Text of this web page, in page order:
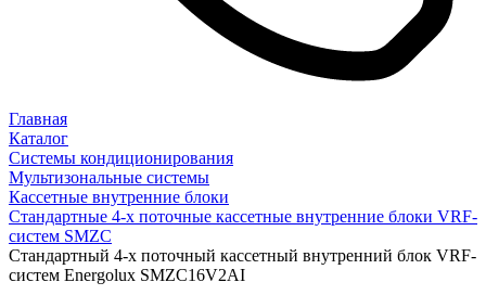
Главная
Каталог
Системы кондиционирования
Мультизональные системы
Кассетные внутренние блоки
Стандартные 4-х поточные кассетные внутренние блоки VRF-
систем SMZC
Стандартный 4-х поточный кассетный внутренний блок VRF-
систем Energolux SMZC16V2AI